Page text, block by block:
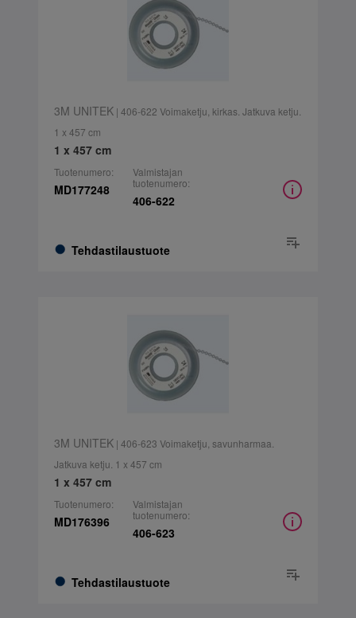
3M UNITEK| 406-622 Voimaketju, kirkas. Jatkuva ketju.
1 x 457 cm
1 x 457 cm
Tuotenumero:
MD177248
Tehdastilaustuote
Valmistajan
tuotenumero:
406-622
3M UNITEK| 406-623 Voimaketju, savunharmaa.
Jatkuva ketju. 1 x 457 cm
1 x 457 cm
Tuotenumero:
MD176396
Tehdastilaustuote
Valmistajan
tuotenumero:
406-623